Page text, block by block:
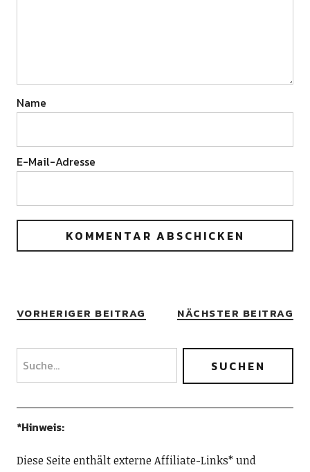
Name
E-Mail-Adresse
VORHERIGER BEITRAG NÄCHSTER BEITRAG
*Hinweis:
Diese Seite enthält externe Affiliate-Links* und